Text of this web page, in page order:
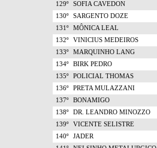
129º
SOFIA CAVEDON
130º
SARGENTO DOZE
131º
MÔNICA LEAL
132º
VINICIUS MEDEIROS
133º
MARQUINHO LANG
134º
BIRK PEDRO
135º
POLICIAL THOMAS
136º
PRETA MULAZZANI
137º
BONAMIGO
138º
DR. LEANDRO MINOZZO
139º
VICENTE SELISTRE
140º
JADER